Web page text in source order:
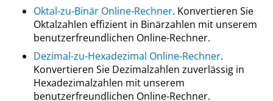
Oktal-zu-Binär Online-Rechner. Konvertieren Sie
Oktalzahlen effizient in Binärzahlen mit unserem
benutzerfreundlichen Online-Rechner.
Dezimal-zu-Hexadezimal Online-Rechner.
Konvertieren Sie Dezimalzahlen zuverlässig in
Hexadezimalzahlen mit unserem
benutzerfreundlichen Online-Rechner.